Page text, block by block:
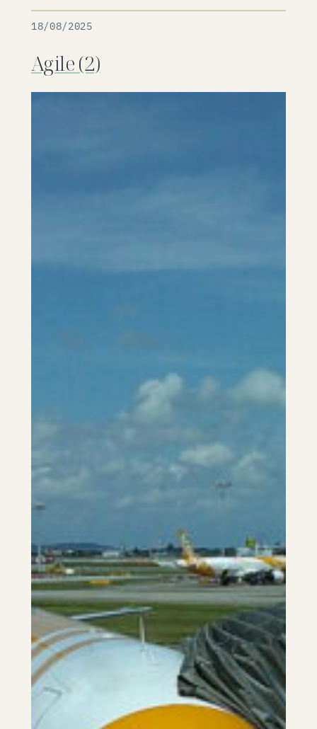
18/08/2025
Agile (2)